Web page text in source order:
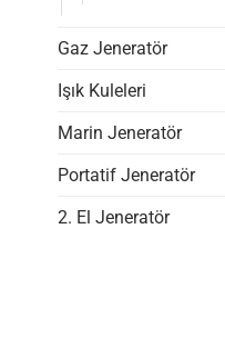
Gaz Jeneratör
Işık Kuleleri
Marin Jeneratör
Portatif Jeneratör
2. El Jeneratör